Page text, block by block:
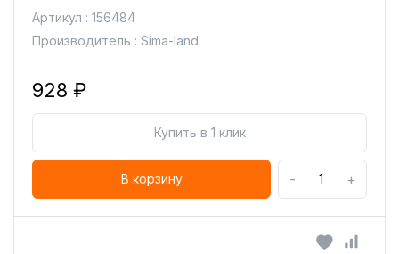
Артикул : 156484
Производитель : Sima-land
928 ₽
Купить в 1 клик
В корзину - +